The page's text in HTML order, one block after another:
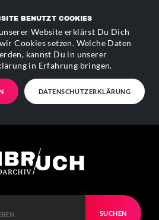
BENUTZT COOKIES
Website erklärst Du Dich
Cookies setzen. Welche Daten
kannst Du in unserer
in Erfahrung bringen.
DATENSCHUTZERKLÄRUNG
SUCHEN